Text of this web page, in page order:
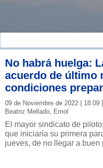
No habrá huelga:
acuerdo de último
condiciones
09 de Noviembre de 2022 | 18:09
Beatriz Mellado, Emol
El mayor sindicato de
que iniciaría su primera
jueves, de no llegar a